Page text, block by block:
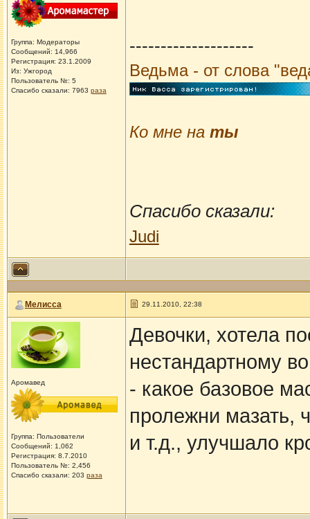
Группа: Модераторы
Сообщений: 14,966
Регистрация: 23.1.2009
Из: Ужгород
Пользователь №: 5
Спасибо сказали: 7963 раза
--------------------
Ведьма - от слова
Ко мне на ты
Спасибо сказали:
Judi
Мелисса 29.11.2010, 22:38
Аромавед
Группа: Пользователи
Сообщений: 1,062
Регистрация: 8.7.2010
Пользователь №: 2,456
Спасибо сказали: 203 раза
Девочки, хотела
нестандартному
- какое базовое
пролежни мазать,
и т.д., улучшало